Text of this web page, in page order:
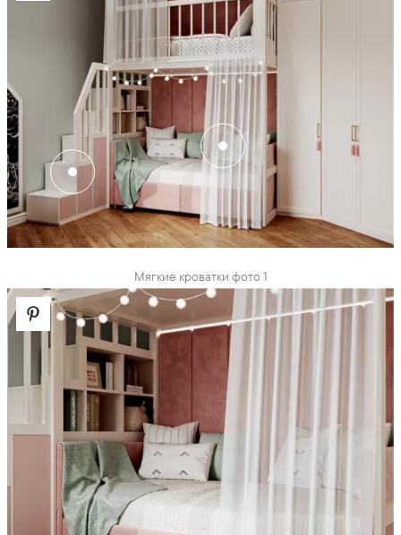
Мягкие кроватки фото 1